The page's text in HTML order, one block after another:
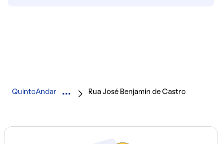
QuintoAndar Rua José Benjamin de Castro